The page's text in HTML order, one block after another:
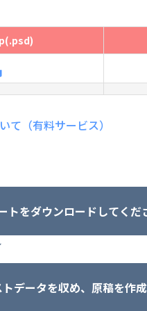
て（有料サービス）
をダウンロードしてくだ
データを収め、原稿を作成